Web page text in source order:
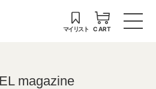
マイリスト CART
magazine